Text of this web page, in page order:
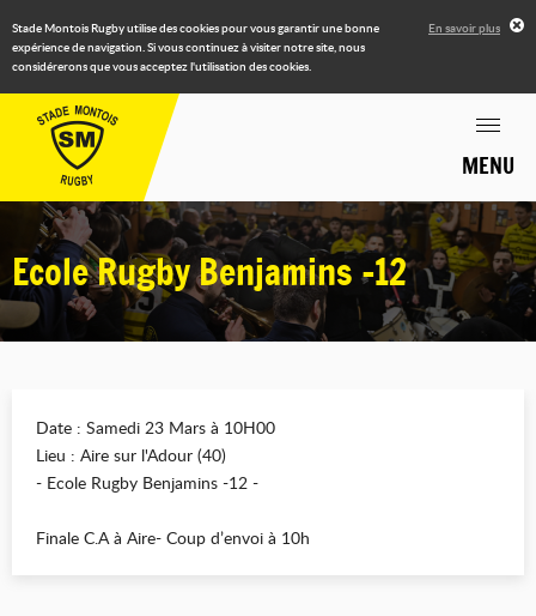
Stade Montois Rugby utilise des cookies pour vous garantir une bonne
expérience de navigation. Si vous continuez à visiter notre site, nous
considérerons que vous acceptez l'utilisation des cookies.
En savoir plus
MENU
Ecole Rugby Benjamins -12
Date : Samedi 23 Mars à 10H00
Lieu : Aire sur l'Adour (40)
- Ecole Rugby Benjamins -12 -
Finale C.A à Aire- Coup d’envoi à 10h